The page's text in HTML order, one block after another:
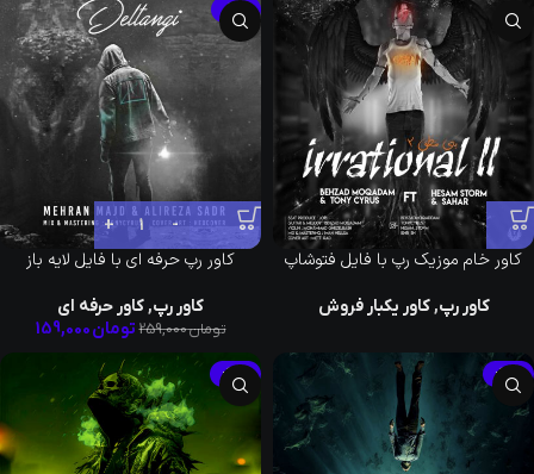
کاور خام موزیک رپ با فایل فتوشاپ
کاور رپ,کاور یکبار فروش
-39%
کاور رپ حرفه ای با فایل لایه باز
کاور رپ,کاور حرفه ای
تومان259,000 تومان
-63%
-63%